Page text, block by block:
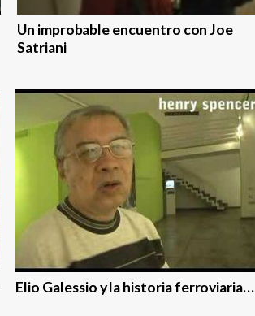
Un improbable encuentro con Joe
Satriani
Elio Galessio y la historia ferroviaria…